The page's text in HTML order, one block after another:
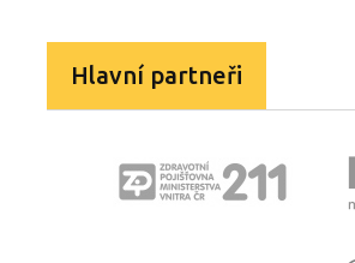
Hlavní partneři